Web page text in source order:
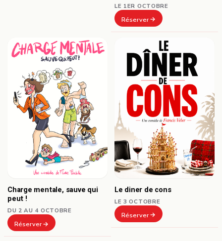
LE 1ER OCTOBRE
Réserver
Charge mentale, sauve qui
peut !
DU 2 AU 4 OCTOBRE
Réserver
Le diner de cons
LE 3 OCTOBRE
Réserver